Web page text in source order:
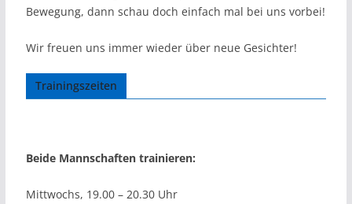
Bewegung, dann schau doch einfach mal bei uns vorbei!
Wir freuen uns immer wieder über neue Gesichter!
Trainingszeiten
Beide Mannschaften trainieren:
Mittwochs, 19.00 – 20.30 Uhr